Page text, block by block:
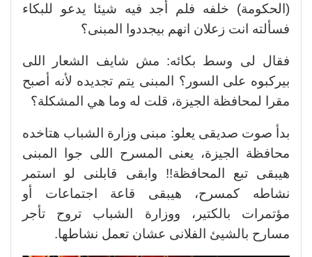
(الحكومة) خلفه فلم أجد فيه شيئا يدعو للبكاء
فسألته انت زعلان انهم بيجددوا المبنى؟
فقال لى وسط بكائه: مش شايف الشعار اللى
بيركبوه على السور؟ المبنى يتم تجديده لأنه أصبح
مقرا لمحافظة الجيزة، قلت له وما هي المشكلة؟
بدأ صوت صديقى يعلو: مبنى وزارة الشباب هتاخده
محافظة الجيزة، يعنى المسرح اللى جوا المبنى
هيبقى تبع المحافظة!! وابقى قابلنى لو استمر
نشاطه كمسرح، هيبقى قاعة اجتماعات أو
مؤتمرات بالكتير، ووزارة الشباب تروح تأجر
مسارح بالشيئ الفلانى عشان تعمل نشاطها.